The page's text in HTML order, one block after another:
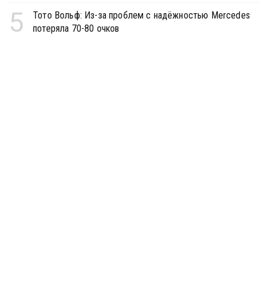
5
Тото Вольф: Из-за проблем с надёжностью Mercedes
потеряла 70-80 очков